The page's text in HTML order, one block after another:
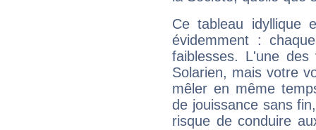
Ce tableau idyllique
évidemment :
faiblesses. L'une
Solarien, mais votre
mêler en même
de jouissance sans
risque de conduire